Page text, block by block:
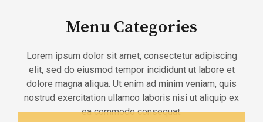
Menu Categories
Lorem ipsum dolor sit amet, consectetur adipiscing
elit, sed do eiusmod tempor incididunt ut labore et
dolore magna aliqua. Ut enim ad minim veniam, quis
nostrud exercitation ullamco laboris nisi ut aliquip ex
ea commodo consequat.